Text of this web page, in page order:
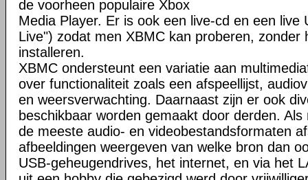
de voorheen populaire Xbox
Media Player. Er is ook een live-cd en een live
Live") zodat men XBMC kan proberen, zonder
installeren.
XBMC ondersteunt een variatie aan
over functionaliteit zoals een afspeellijst,
en weersverwachting. Daarnaast zijn er ook
beschikbaar worden gemaakt door derden.
de meeste audio- en videobestandsformaten
afbeeldingen weergeven van welke bron dan
USB-geheugendrives, het internet, en via het